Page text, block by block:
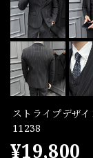
ストライプデザ
11238
¥19,800